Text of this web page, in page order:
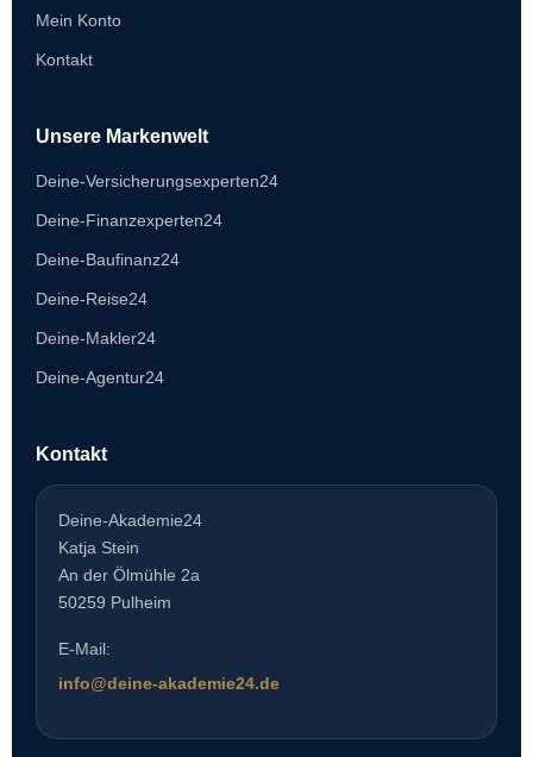
Mein Konto
Kontakt
Unsere Markenwelt
Deine-Versicherungsexperten24
Deine-Finanzexperten24
Deine-Baufinanz24
Deine-Reise24
Deine-Makler24
Deine-Agentur24
Kontakt
Deine-Akademie24
Katja Stein
An der Ölmühle 2a
50259 Pulheim
E-Mail:
info@deine-akademie24.de